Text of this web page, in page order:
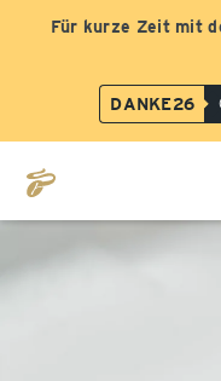
Für kurze Zeit mit
DANKE26